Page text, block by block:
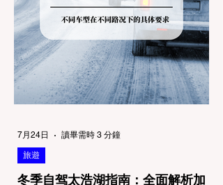
冬季自驾太浩湖指南：全面解析加
旅遊
7月24日 讀畢需時 3 分鐘